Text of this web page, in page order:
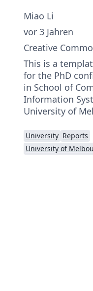
Miao Li
vor 3 Jahren
Creative
This is a
for the PhD
in School of
Information
University of
University Reports
University of